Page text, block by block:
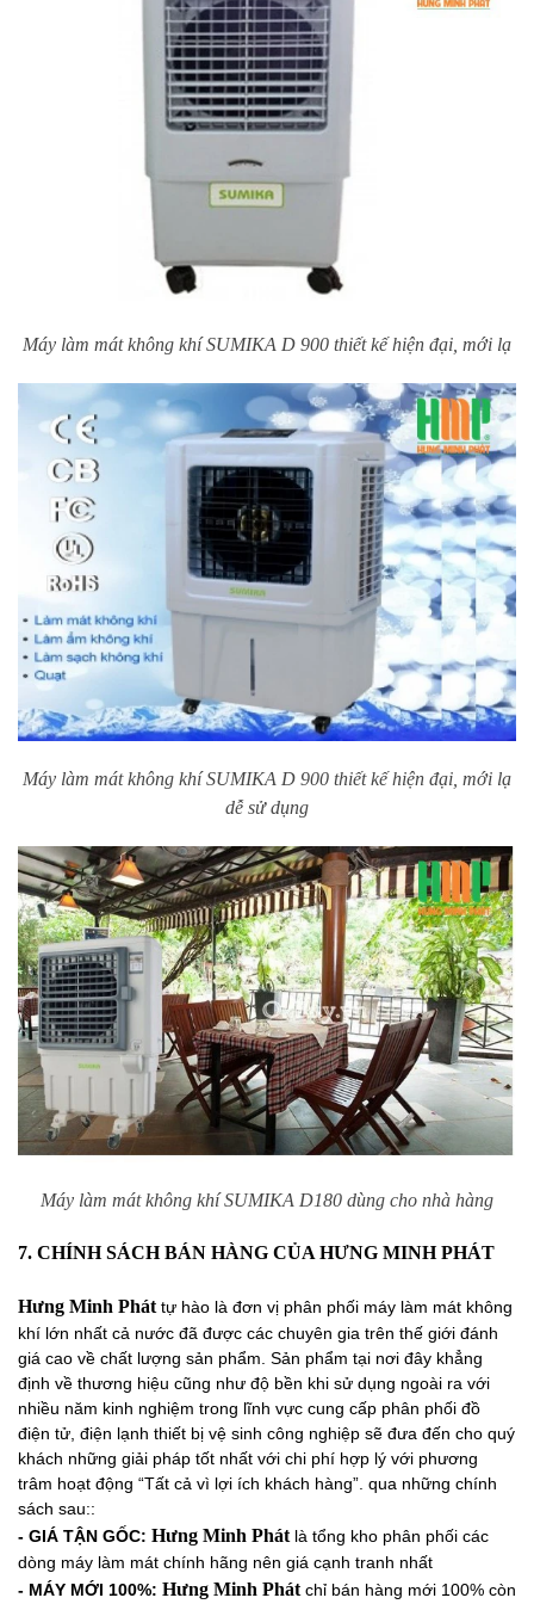
Máy làm mát không khí SUMIKA D 900 thiết kế hiện đại, mới lạ
Máy làm mát không khí SUMIKA D 900 thiết kế hiện đại, mới lạ
dễ sử dụng
Máy làm mát không khí SUMIKA D180 dùng cho nhà hàng
7. CHÍNH SÁCH BÁN HÀNG CỦA HƯNG MINH PHÁT
Hưng Minh Phát tự hào là đơn vị phân phối máy làm mát không
khí lớn nhất cả nước đã được các chuyên gia trên thế giới đánh
giá cao về chất lượng sản phẩm. Sản phẩm tại nơi đây khẳng
định về thương hiệu cũng như độ bền khi sử dụng ngoài ra với
nhiều năm kinh nghiệm trong lĩnh vực cung cấp phân phối đồ
điện tử, điện lạnh thiết bị vệ sinh công nghiệp sẽ đưa đến cho quý
khách những giải pháp tốt nhất với chi phí hợp lý với phương
trâm hoạt động “Tất cả vì lợi ích khách hàng”. qua những chính
sách sau::
- GIÁ TẬN GỐC: Hưng Minh Phátlà tổng kho phân phối các
dòng máy làm mát chính hãng nên giá cạnh tranh nhất
- MÁY MỚI 100%: Hưng Minh Phátchỉ bán hàng mới 100% còn